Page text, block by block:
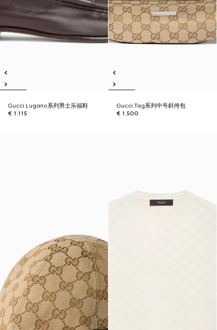
Gucci Lugano系列男士乐福鞋
€ 1.115
Gucci Tag系列中号斜挎包
€ 1.500